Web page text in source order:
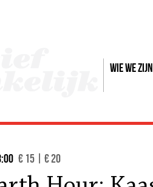
Wie we zijn
€ 15 | € 20